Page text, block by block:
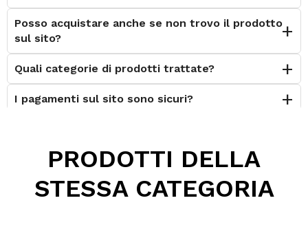
Materiale antiscivolo: Minerale
Materiale del supporto: Carta in politenato
Serie prodotto: 600 - Uso generico
Specifiche soddisfatte: ANSI/NFSI B101.1, ANSI/NFSI
B101.3, U.S. MIL-PRF-24667C
Tipo di Adesivo: PSA
Lunghezza complessiva (misure metriche) 18.3 m
Posso acquistare anche se non trovo il prodotto
sul sito?
Quali categorie di prodotti trattate?
I pagamenti sul sito sono sicuri?
Posso contattarvi prima dell'acquisto?
Perché scegliere Elettromeccanica Calzolari?
PRODOTTI DELLA
STESSA CATEGORIA